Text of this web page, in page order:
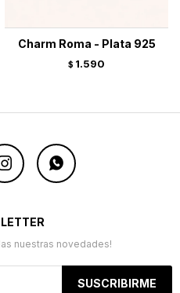
Charm Roma - Plata 925
$ 1.590

nuestras novedades!
SUSCRIBIRME